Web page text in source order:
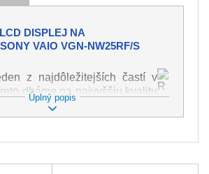
DISPLEJ NA
VAIO VGN-NW25RF/S
z najdôležitejších častí v
dbáme na najvyššiu kvalitu
dielu. Slúži k
textu či obrazu v rôznej
Medzi najčastejšie
Úplný popis